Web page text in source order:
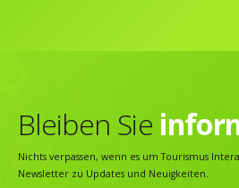
Bleiben Sie
Nichts verpassen, wenn es um Tourismus
Newsletter zu Updates und Neuigkeiten.